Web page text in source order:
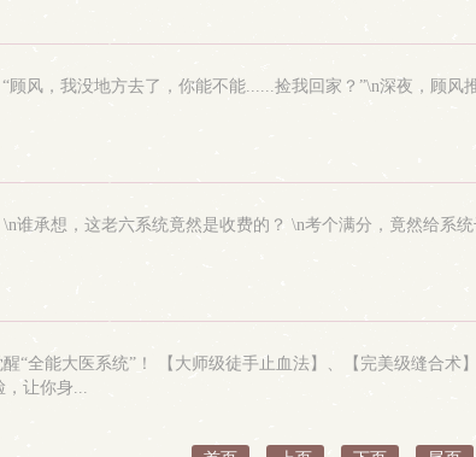
顾风，我没地方去了，你能不能......捡我回家？”\n深夜，顾
谁承想，这老六系统竟然是收费的？ \n考个满分，竟然给系
“全能大医系统”！ 【大师级徒手止血法】、【完美级缝合
，让你身...